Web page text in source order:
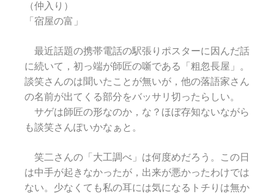
（仲入り）
「宿屋の富」
最近話題の携帯電話の駅張りポスターに因んだ話
に続いて，初っ端が師匠の噺である「粗忽長屋」。
談笑さんのは聞いたことが無いが，他の落語家さん
の名前が出てくる部分をバッサリ切ったらしい。
サゲは師匠の形なのか，な？ほぼ存知ないながら
も談笑さんぽいかなぁと。
笑二さんの「大工調べ」は何度めだろう。この日
は中手が起きなかったが，出来が悪かったわけでは
ない。少なくても私の耳には気になるトチりは無か